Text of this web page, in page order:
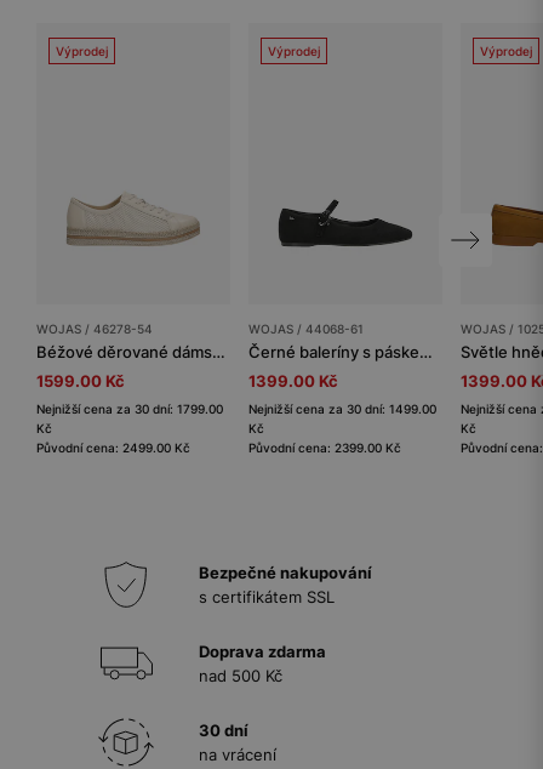
Výprodej
WOJAS / 46278-54
Béžové děrované dámské polobotky
1599.00 Kč
Nejnižší cena za 30 dní: 1799.00
Kč
Původní cena: 2499.00 Kč
Výprodej
WOJAS / 44068-61
Černé baleríny s páskem na platformě
1399.00 Kč
Nejnižší cena za 30 dní: 1499.00
Kč
Původní cena: 2399.00 Kč
Výprodej
WOJAS /
1399.00
Nejnižší cena
Kč
Původní
Bezpečné nakupování
s certifikátem SSL
Doprava zdarma
nad 500 Kč
30 dní
na vrácení